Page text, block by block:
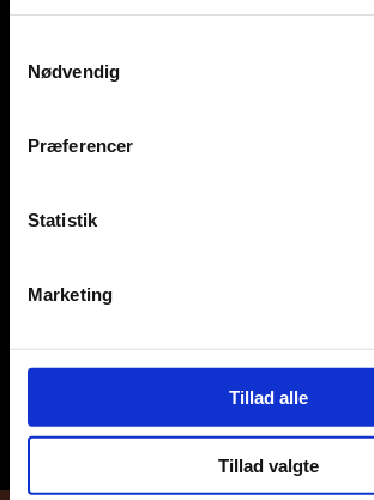
Nødvendig
Præferencer
Statistik
Marketing
Tillad alle
Tillad valgte